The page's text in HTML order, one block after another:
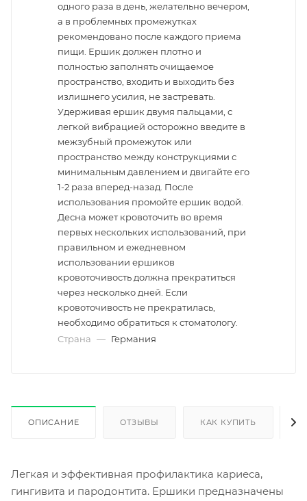
одного раза в день, желательно вечером,
а в проблемных промежутках
рекомендовано после каждого приема
пищи. Ершик должен плотно и
полностью заполнять очищаемое
пространство, входить и выходить без
излишнего усилия, не застревать.
Удерживая ершик двумя пальцами, с
легкой вибрацией осторожно введите в
межзубный промежуток или
пространство между конструкциями с
минимальным давлением и двигайте его
1-2 раза вперед-назад. После
использования промойте ершик водой.
Десна может кровоточить во время
первых нескольких использований, при
правильном и ежедневном
использовании ершиков
кровоточивость должна прекратиться
через несколько дней. Если
кровоточивость не прекратилась,
необходимо обратиться к стоматологу.
Страна — Германия
ОПИСАНИЕ ОТЗЫВЫ КАК КУПИТЬ
Легкая и эффективная профилактика кариеса,
гингивита и пародонтита. Ершики предназначены